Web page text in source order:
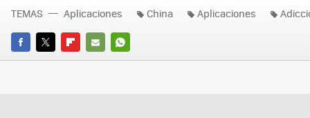
FACEBOOK
TWITTERFLIPBOARD
E-
WHATSAPP
TEMAS Aplicaciones China Aplicaciones